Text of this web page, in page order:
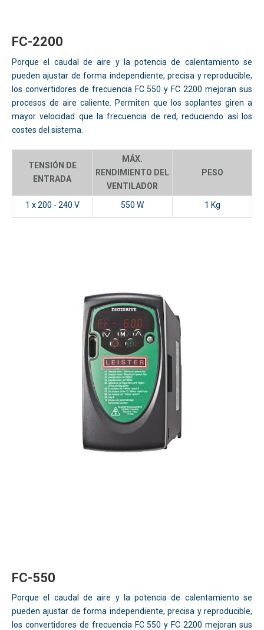
FC-2200
Porque el caudal de aire y la potencia de calentamiento se
pueden ajustar de forma independiente, precisa y reproducible,
los convertidores de frecuencia FC 550 y FC 2200 mejoran sus
procesos de aire caliente. Permiten que los soplantes giren a
mayor velocidad que la frecuencia de red, reduciendo así los
costes del sistema.
TENSIÓN DE
ENTRADA
MÁX.
RENDIMIENTO DEL
VENTILADOR
PESO
1 x 200 - 240 V 550 W 1 Kg
FC-550
Porque el caudal de aire y la potencia de calentamiento se
pueden ajustar de forma independiente, precisa y reproducible,
los convertidores de frecuencia FC 550 y FC 2200 mejoran sus